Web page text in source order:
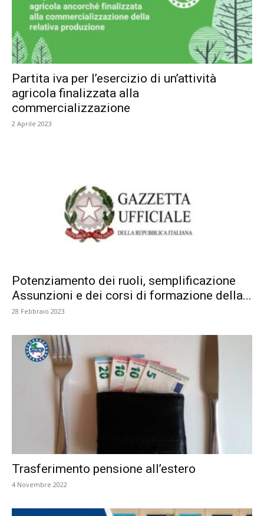
Partita iva per l’esercizio di un’attività
agricola finalizzata alla
commercializzazione
2 Aprile 2023
Potenziamento dei ruoli, semplificazione
Assunzioni e dei corsi di formazione della...
28 Febbraio 2023
Trasferimento pensione all’estero
4 Novembre 2022